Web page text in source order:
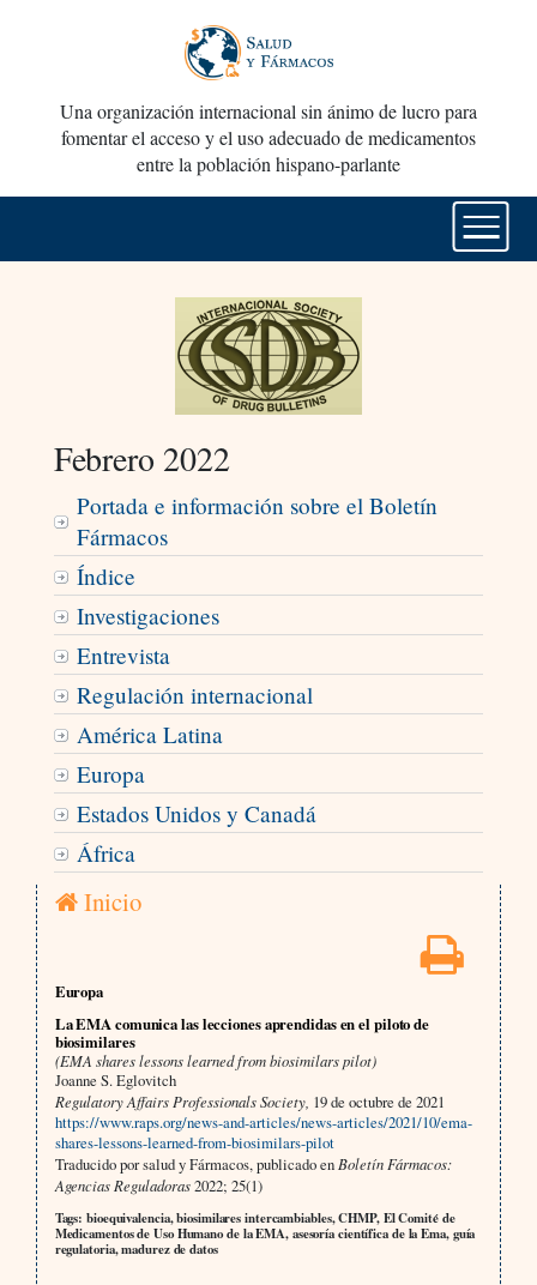
Una organización internacional sin ánimo de lucro para
fomentar el acceso y el uso adecuado de medicamentos
entre la población hispano-parlante
Febrero 2022
Portada e información sobre el Boletín
Fármacos
Índice
Investigaciones
Entrevista
Regulación internacional
América Latina
Europa
Estados Unidos y Canadá
África
Inicio
Europa
La EMA comunica las lecciones aprendidas en el piloto de
biosimilares
(EMA shares lessons learned from biosimilars pilot)
Joanne S. Eglovitch
Regulatory Affairs Professionals Society, 19 de octubre de 2021
https://www.raps.org/news-and-articles/news-articles/2021/10/ema-
shares-lessons-learned-from-biosimilars-pilot
Traducido por salud y Fármacos, publicado en Boletín Fármacos:
Agencias Reguladoras2022; 25(1)
Tags: bioequivalencia, biosimilares intercambiables, CHMP, El Comité de
Medicamentos de Uso Humano de la EMA, asesoría científica de la Ema, guía
regulatoria, madurez de datos